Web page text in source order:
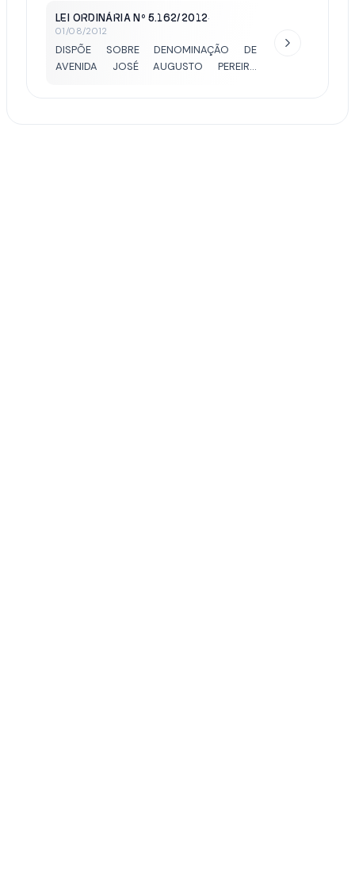
LEI ORDINÁRIA Nº 5.162/2012·
01/08/2012
DISPÕE SOBRE DENOMINAÇÃO DE
AVENIDA JOSÉ AUGUSTO PEREIRA